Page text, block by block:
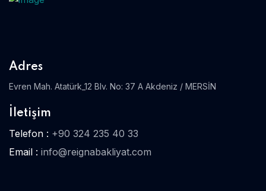
Adres
Evren Mah. Atatürk_12 Blv. No: 37 A Akdeniz / MERSİN
İletişim
Telefon : +90 324 235 40 33
Email : info@reignabakliyat.com